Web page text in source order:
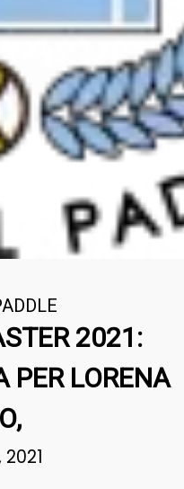
2021:
PER LORENA